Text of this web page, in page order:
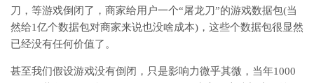
刀，等游戏倒闭了，商家给用户一个“屠龙刀”的游戏数据包(当
然给1亿个数据包对商家来说也没啥成本)，这些个数据包很显然
已经没有任何价值了。
甚至我们假设游戏没有倒闭，只是影响力微乎其微，当年1000